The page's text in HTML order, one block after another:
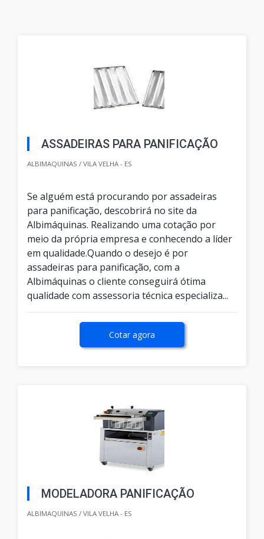
ASSADEIRAS PARA PANIFICAÇÃO
ALBIMAQUINAS / VILA VELHA - ES
Se alguém está procurando por assadeiras
para panificação, descobrirá no site da
Albimáquinas. Realizando uma cotação por
meio da própria empresa e conhecendo a líder
em qualidade.Quando o desejo é por
assadeiras para panificação, com a
Albimáquinas o cliente conseguirá ótima
qualidade com assessoria técnica especializa...
Cotar agora
MODELADORA PANIFICAÇÃO
ALBIMAQUINAS / VILA VELHA - ES